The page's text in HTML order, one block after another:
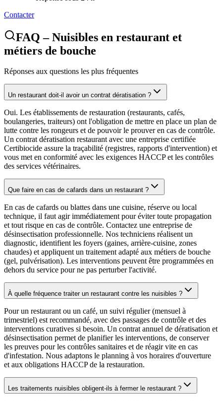
Contacter
FAQ – Nuisibles en restaurant et
métiers de bouche
Réponses aux questions les plus fréquentes
Un restaurant doit-il avoir un contrat dératisation ?
Oui. Les établissements de restauration (restaurants, cafés,
boulangeries, traiteurs) ont l'obligation de mettre en place un plan de
lutte contre les rongeurs et de pouvoir le prouver en cas de contrôle.
Un contrat dératisation restaurant avec une entreprise certifiée
Certibiocide assure la traçabilité (registres, rapports d'intervention) et
vous met en conformité avec les exigences HACCP et les contrôles
des services vétérinaires.
Que faire en cas de cafards dans un restaurant ?
En cas de cafards ou blattes dans une cuisine, réserve ou local
technique, il faut agir immédiatement pour éviter toute propagation
et tout risque en cas de contrôle. Contactez une entreprise de
désinsectisation professionnelle. Nos techniciens réalisent un
diagnostic, identifient les foyers (gaines, arrière-cuisine, zones
chaudes) et appliquent un traitement adapté aux métiers de bouche
(gel, pulvérisation). Les interventions peuvent être programmées en
dehors du service pour ne pas perturber l'activité.
À quelle fréquence traiter un restaurant contre les nuisibles ?
Pour un restaurant ou un café, un suivi régulier (mensuel à
trimestriel) est recommandé, avec des passages de contrôle et des
interventions curatives si besoin. Un contrat annuel de dératisation et
désinsectisation permet de planifier les interventions, de conserver
les preuves pour les contrôles sanitaires et de réagir vite en cas
d'infestation. Nous adaptons le planning à vos horaires d'ouverture
et aux obligations HACCP de la restauration.
Les traitements nuisibles obligent-ils à fermer le restaurant ?